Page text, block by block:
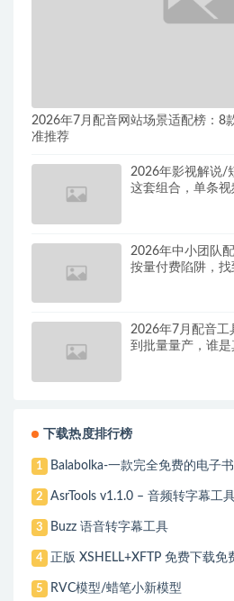
2026年7月配音网站场景适配榜：8
准推荐
2026年影视解说/
这套组合，单条
2026年中小团队
按量付费陷阱，
2026年7月配音工
到批量量产，谁
下载热度排行榜
1 Balabolka-一款完全免费的电子
2 AsrTools v1.1.0 – 音频转字幕工
3 Buzz 语音转字幕工具
4 正版 XSHELL+XFTP 免费下载免
5 RVC模型/蜡笔小新模型